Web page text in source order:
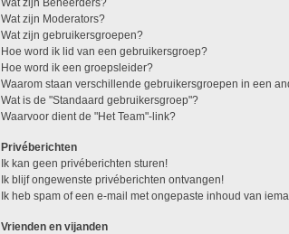
Wat zijn Beheerders?
Wat zijn Moderators?
Wat zijn gebruikersgroepen?
Hoe word ik lid van een gebruikersgroep?
Hoe word ik een groepsleider?
Waarom staan verschillende gebruikersgroepen in een
Wat is de "Standaard gebruikersgroep"?
Waarvoor dient de "Het Team"-link?
Privéberichten
Ik kan geen privéberichten sturen!
Ik blijf ongewenste privéberichten ontvangen!
Ik heb spam of een e-mail met ongepaste inhoud van
Vrienden en vijanden